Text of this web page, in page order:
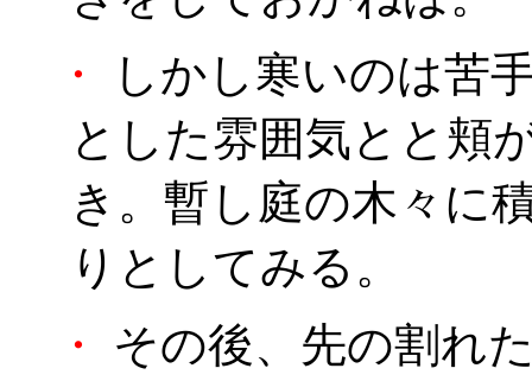
・
しかし寒いのは苦
とした雰囲気とと頬
き。暫し庭の木々に
りとしてみる。
・
その後、先の割れ